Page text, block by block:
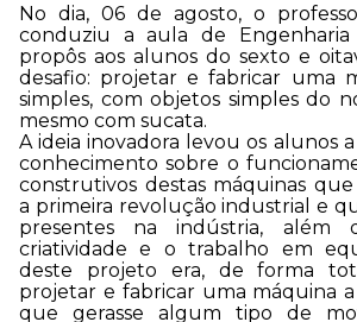
No dia, 06 de agosto, o
conduziu a aula de Engenharia
propôs aos alunos do sexto e
desafio: projetar e fabricar uma
simples, com objetos simples do
mesmo com sucata.
A ideia inovadora levou os alunos
conhecimento sobre o
construtivos destas máquinas
a primeira revolução industrial e
presentes na indústria, além
criatividade e o trabalho em
deste projeto era, de forma
projetar e fabricar uma máquina
que gerasse algum tipo de